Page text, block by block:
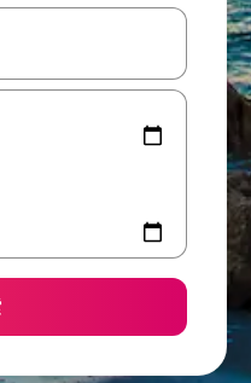
の矢印キーを使って移動する